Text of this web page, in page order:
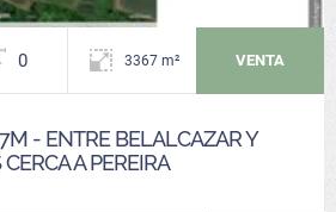
0 3367 m² VENTA
- ENTRE BELALCAZAR Y
A PEREIRA